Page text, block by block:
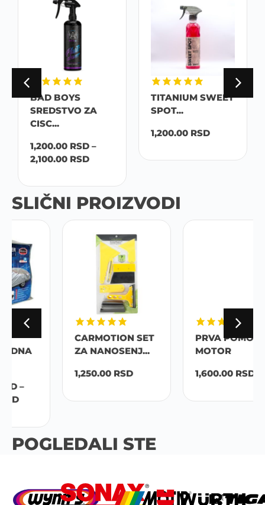
BAD BOYS
SREDSTVO ZA
CISC...
1,200.00 RSD –
2,100.00 RSD
TITANIUM SWEET
SPOT...
1,200.00 RSD
SLIČNI PROIZVODI
CARMOTION SET
ZA NANOSENJ...
RSD
PRVA POMOC ZA
RSD
POGLEDALI STE